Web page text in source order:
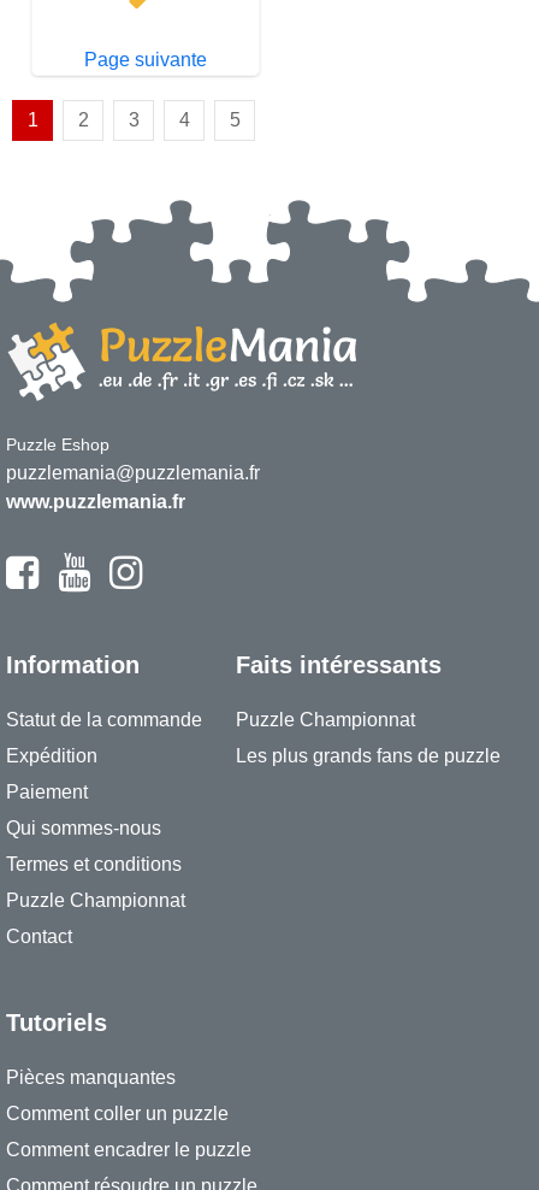
Page suivante
1 2 3 4 5
Puzzle Eshop
puzzlemania@puzzlemania.fr
www.puzzlemania.fr
Information
Statut de la commande
Expédition
Paiement
Qui sommes-nous
Termes et conditions
Puzzle Championnat
Contact
Faits intéressants
Puzzle Championnat
Les plus grands fans de puzzle
Tutoriels
Pièces manquantes
Comment coller un puzzle
Comment encadrer le puzzle
Comment résoudre un puzzle